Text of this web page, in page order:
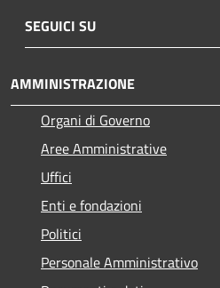
SEGUICI SU
AMMINISTRAZIONE
Organi di Governo
Aree Amministrative
Uffici
Enti e fondazioni
Politici
Personale Amministrativo